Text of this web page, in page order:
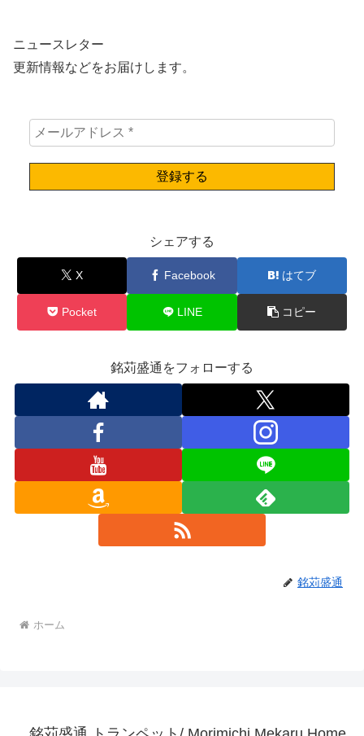
ニュースレター
更新情報などをお届けします。
シェアする
X Facebook はてブ
Pocket LINE コピー
銘苅盛通をフォローする
銘苅盛通
ホーム